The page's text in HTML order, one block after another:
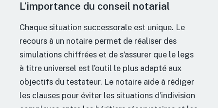
L’importance du conseil notarial
Chaque situation successorale est unique. Le
recours à un notaire permet de réaliser des
simulations chiffrées et de s’assurer que le legs
à titre universel est l’outil le plus adapté aux
objectifs du testateur. Le notaire aide à rédiger
les clauses pour éviter les situations d’indivision